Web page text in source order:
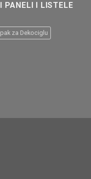
PANELI I LISTELE
za Dekociglu